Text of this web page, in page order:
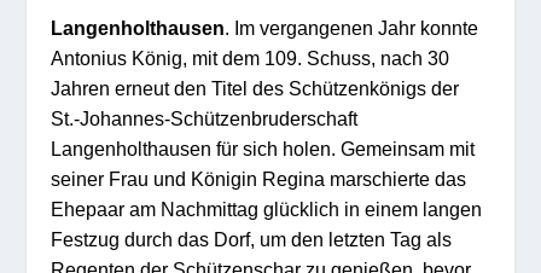
Langenholthausen. Im vergangenen Jahr konnte
Antonius König, mit dem 109. Schuss, nach 30
Jahren erneut den Titel des Schützenkönigs der
St.-Johannes-Schützenbruderschaft
Langenholthausen für sich holen. Gemeinsam mit
seiner Frau und Königin Regina marschierte das
Ehepaar am Nachmittag glücklich in einem langen
Festzug durch das Dorf, um den letzten Tag als